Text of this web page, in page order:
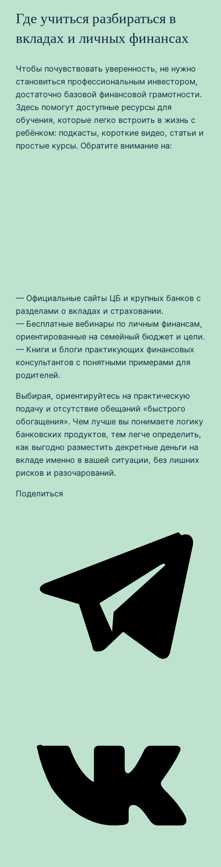
Где учиться разбираться в
вкладах и личных финансах
Чтобы почувствовать уверенность, не нужно
становиться профессиональным инвестором,
достаточно базовой финансовой грамотности.
Здесь помогут доступные ресурсы для
обучения, которые легко встроить в жизнь с
ребёнком: подкасты, короткие видео, статьи и
простые курсы. Обратите внимание на:
— Официальные сайты ЦБ и крупных банков с
разделами о вкладах и страховании.
— Бесплатные вебинары по личным финансам,
ориентированные на семейный бюджет и цели.
— Книги и блоги практикующих финансовых
консультантов с понятными примерами для
родителей.
Выбирая, ориентируйтесь на практическую
подачу и отсутствие обещаний «быстрого
обогащения». Чем лучше вы понимаете логику
банковских продуктов, тем легче определить,
как выгодно разместить декретные деньги на
вкладе именно в вашей ситуации, без лишних
рисков и разочарований.
Поделиться